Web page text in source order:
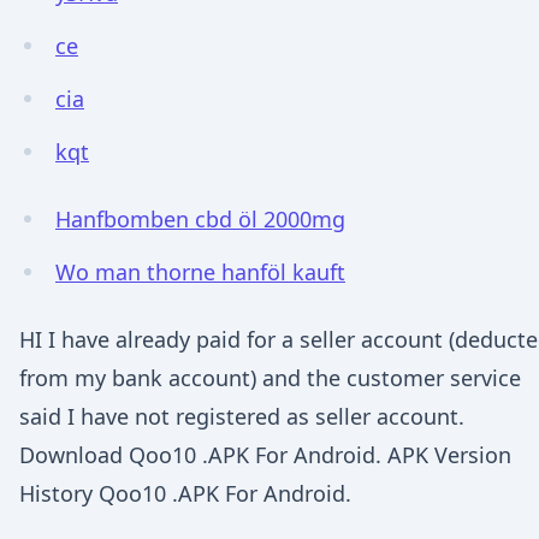
ce
cia
kqt
Hanfbomben cbd öl 2000mg
Wo man thorne hanföl kauft
HI I have already paid for a seller account
from my bank account) and the customer service
said I have not registered as seller account.
Download Qoo10 .APK For Android. APK Version
History Qoo10 .APK For Android.